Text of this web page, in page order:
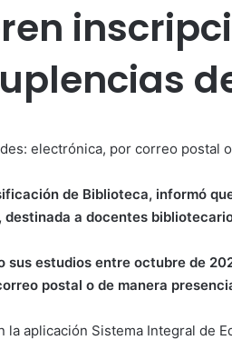
electrónica, por correo postal
de Biblioteca, informó
a docentes
estudios entre octubre de
postal o de manera
aplicación Sistema Integral de